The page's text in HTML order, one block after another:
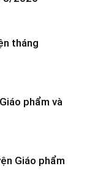
tháng
phẩm và
Giáo phẩm